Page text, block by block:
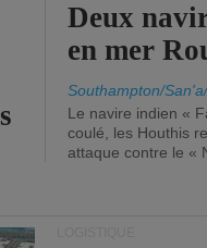
Deux
en mer
Southampton/
Le navire indien «
coulé, les Houthis
attaque contre le «